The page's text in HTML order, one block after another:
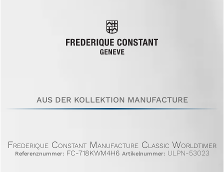
AUS DER KOLLEKTION MANUFACTURE
Frederique Constant Manufacture Classic Worldtimer
Referenznummer: FC-718KWM4H6 Artikelnummer:ULPN-53023